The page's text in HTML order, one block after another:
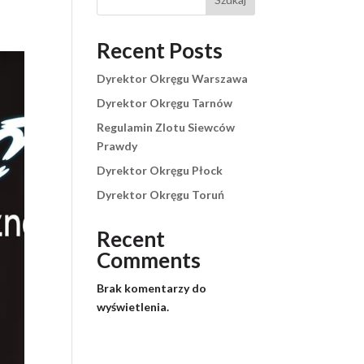
Recent Posts
Dyrektor Okręgu Warszawa
Dyrektor Okręgu Tarnów
Regulamin Zlotu Siewców
Prawdy
Dyrektor Okręgu Płock
Dyrektor Okręgu Toruń
Recent
Comments
Brak komentarzy do
wyświetlenia.